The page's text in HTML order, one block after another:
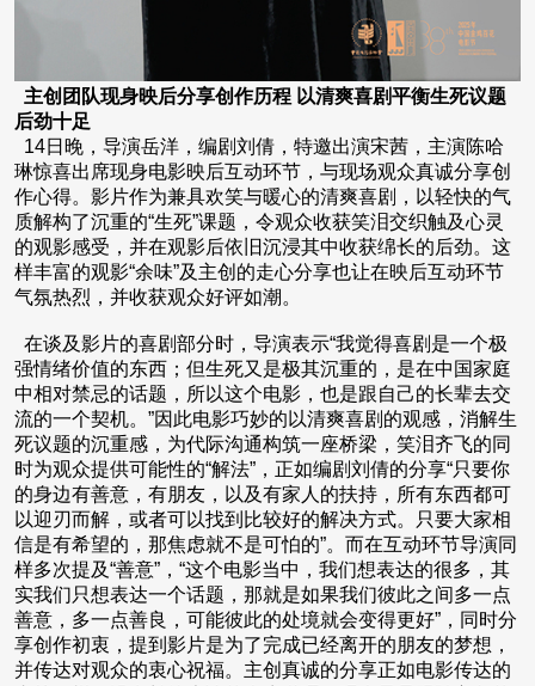
主创团队现身映后分享创作历程 以清爽喜剧平衡生死议题
后劲十足
14日晚，导演岳洋，编剧刘倩，特邀出演宋茜，主演陈哈
琳惊喜出席现身电影映后互动环节，与现场观众真诚分享创
作心得。影片作为兼具欢笑与暖心的清爽喜剧，以轻快的气
质解构了沉重的“生死”课题，令观众收获笑泪交织触及心灵
的观影感受，并在观影后依旧沉浸其中收获绵长的后劲。这
样丰富的观影“余味”及主创的走心分享也让在映后互动环节
气氛热烈，并收获观众好评如潮。
在谈及影片的喜剧部分时，导演表示“我觉得喜剧是一个极
强情绪价值的东西；但生死又是极其沉重的，是在中国家庭
中相对禁忌的话题，所以这个电影，也是跟自己的长辈去交
流的一个契机。”因此电影巧妙的以清爽喜剧的观感，消解生
死议题的沉重感，为代际沟通构筑一座桥梁，笑泪齐飞的同
时为观众提供可能性的“解法”，正如编剧刘倩的分享“只要你
的身边有善意，有朋友，以及有家人的扶持，所有东西都可
以迎刃而解，或者可以找到比较好的解决方式。只要大家相
信是有希望的，那焦虑就不是可怕的”。而在互动环节导演同
样多次提及“善意”，“这个电影当中，我们想表达的很多，其
实我们只想表达一个话题，那就是如果我们彼此之间多一点
善意，多一点善良，可能彼此的处境就会变得更好”，同时分
享创作初衷，提到影片是为了完成已经离开的朋友的梦想，
并传达对观众的衷心祝福。主创真诚的分享正如电影传达的